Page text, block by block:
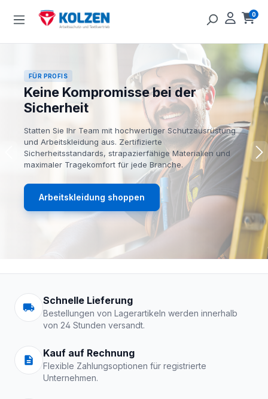
Zum Hauptinhalt springen 0
FÜR PROFIS
Keine Kompromisse bei der
Sicherheit
Statten Sie Ihr Team mit hochwertiger Schutzausrüstung
und Arbeitskleidung aus. Zertifizierte
Sicherheitsstandards, strapazierfähige Materialien und
maximaler Tragekomfort für jede Branche.
Arbeitskleidung shoppen
Arbeitskleidung |
Schnelle Lieferung
Bestellungen von Lagerartikeln werden innerhalb
von 24 Stunden versandt.
Kauf auf Rechnung
Flexible Zahlungsoptionen für registrierte
Unternehmen.